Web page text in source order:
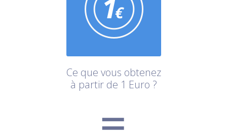
Ce que vous obtenez
à partir de 1 Euro ?